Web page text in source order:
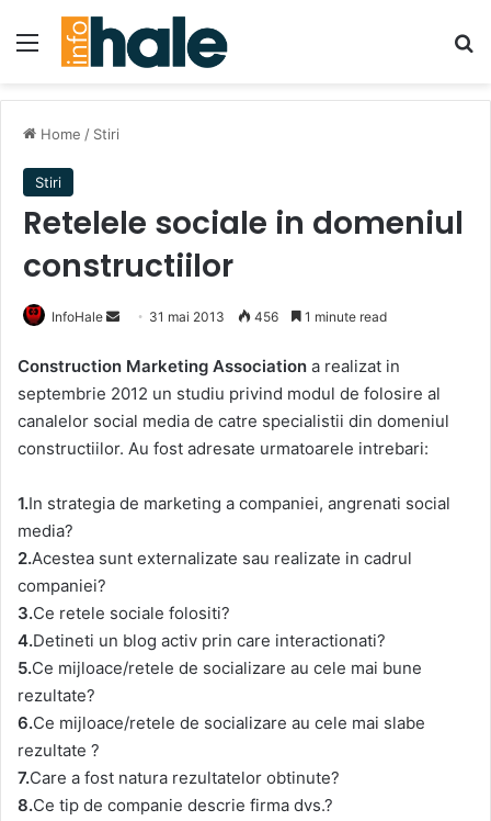
Menu
Home / Stiri
Stiri
Retelele sociale in domeniul
constructiilor
InfoHale
Send
email
31 mai 2013 456 1 minute read
Construction Marketing Association a realizat in
septembrie 2012 un studiu privind modul de folosire al
canalelor social media de catre specialistii din domeniul
constructiilor. Au fost adresate urmatoarele intrebari:
1.In strategia de marketing a companiei, angrenati social
media?
2.Acestea sunt externalizate sau realizate in cadrul
companiei?
3.Ce retele sociale folositi?
4.Detineti un blog activ prin care interactionati?
5.Ce mijloace/retele de socializare au cele mai bune
rezultate?
6.Ce mijloace/retele de socializare au cele mai slabe
rezultate ?
7.Care a fost natura rezultatelor obtinute?
8.Ce tip de companie descrie firma dvs.?